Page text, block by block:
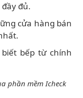
đủ.
cửa hàng bán
bếp từ chính
phần mềm Icheck